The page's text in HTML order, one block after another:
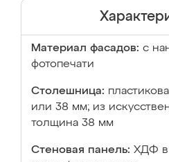
Материал фасадов: с
фотопечати
Столешница:
или 38 мм; из
толщина 38 мм
Стеновая панель: ХДФ в